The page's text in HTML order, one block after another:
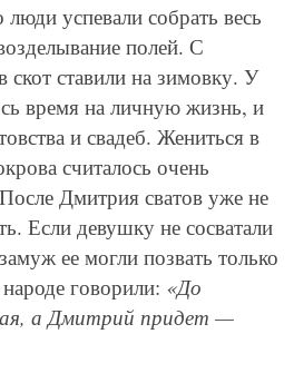
успевали собрать весь
полей. С
скот ставили на зимовку. У
время на личную жизнь, и
и свадеб. Жениться в
считалось очень
Дмитрия сватов уже не
Если девушку не сосватали
ее могли позвать только
говорили: «До
а Дмитрий придет —